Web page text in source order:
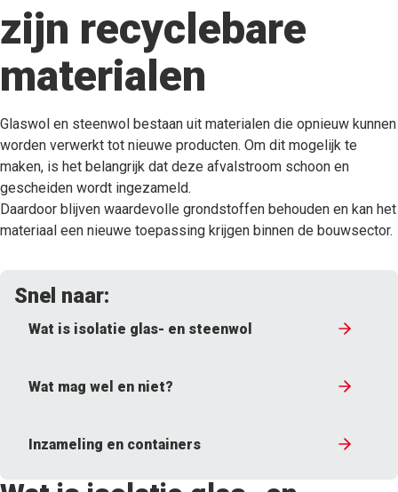
zijn recyclebare
materialen
Glaswol en steenwol bestaan uit materialen die opnieuw kunnen
worden verwerkt tot nieuwe producten. Om dit mogelijk te
maken, is het belangrijk dat deze afvalstroom schoon en
gescheiden wordt ingezameld.
Daardoor blijven waardevolle grondstoffen behouden en kan het
materiaal een nieuwe toepassing krijgen binnen de bouwsector.
Snel naar:
Wat is isolatie glas- en steenwol
Wat mag wel en niet?
Inzameling en containers